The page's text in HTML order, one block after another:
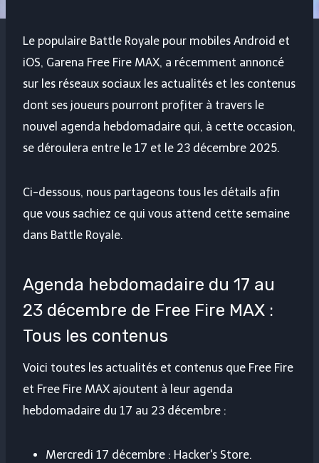
Le populaire Battle Royale pour mobiles Android et
iOS, Garena Free Fire MAX, a récemment annoncé
sur les réseaux sociaux les actualités et les contenus
dont ses joueurs pourront profiter à travers le
nouvel agenda hebdomadaire qui, à cette occasion,
se déroulera entre le 17 et le 23 décembre 2025.
Ci-dessous, nous partageons tous les détails afin
que vous sachiez ce qui vous attend cette semaine
dans Battle Royale.
Agenda hebdomadaire du 17 au
23 décembre de Free Fire MAX :
Tous les contenus
Voici toutes les actualités et contenus que Free Fire
et Free Fire MAX ajoutent à leur agenda
hebdomadaire du 17 au 23 décembre :
Mercredi 17 décembre : Hacker's Store.